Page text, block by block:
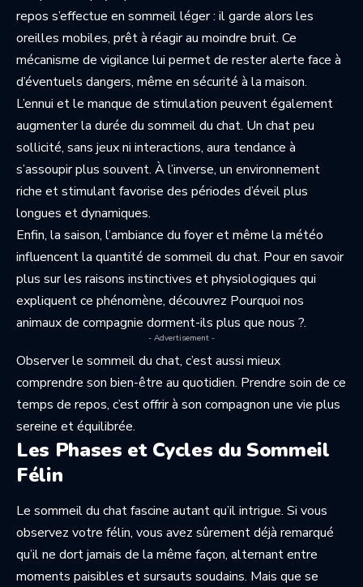
repos s’effectue en sommeil léger : il garde alors les
oreilles mobiles, prêt à réagir au moindre bruit. Ce
mécanisme de vigilance lui permet de rester alerte face à
d’éventuels dangers, même en sécurité à la maison.
L’ennui et le manque de stimulation peuvent également
augmenter la durée du sommeil du chat. Un chat peu
sollicité, sans jeux ni interactions, aura tendance à
s’assoupir plus souvent. À l’inverse, un environnement
riche et stimulant favorise des périodes d’éveil plus
longues et dynamiques.
Enfin, la saison, l’ambiance du foyer et même la météo
influencent la quantité de sommeil du chat. Pour en savoir
plus sur les raisons instinctives et physiologiques qui
expliquent ce phénomène, découvrez Pourquoi nos
animaux de compagnie dorment-ils plus que nous ?.
- Advertisement -
Observer le sommeil du chat, c’est aussi mieux
comprendre son bien-être au quotidien. Prendre soin de ce
temps de repos, c’est offrir à son compagnon une vie plus
sereine et équilibrée.
Les Phases et Cycles du Sommeil
Félin
Le sommeil du chat fascine autant qu’il intrigue. Si vous
observez votre félin, vous avez sûrement déjà remarqué
qu’il ne dort jamais de la même façon, alternant entre
moments paisibles et sursauts soudains. Mais que se